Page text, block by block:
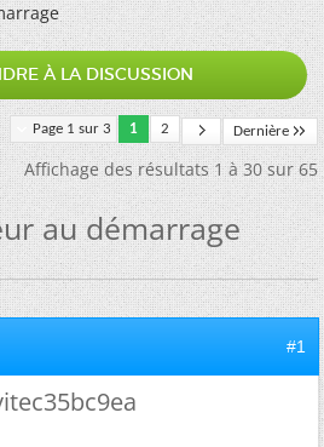
À LA DISCUSSION
Page 1 sur 3 1 2 Dernière
Affichage des résultats 1 à 30 sur 65
au démarrage
#1